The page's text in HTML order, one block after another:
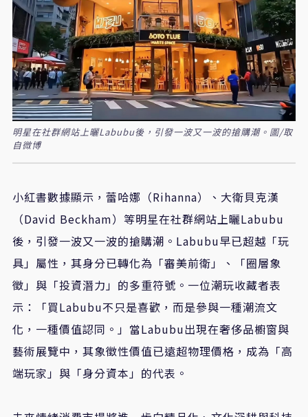
明星在社群網站上曬Labubu後，引發一波又一波的搶購潮。圖/取
自微博
小紅書數據顯示，蕾哈娜（Rihanna）、大衛貝克漢
（David Beckham）等明星在社群網站上曬Labubu
後，引發一波又一波的搶購潮。Labubu早已超越「玩
具」屬性，其身分已轉化為「審美前衛」、「圈層象
徵」與「投資潛力」的多重符號。一位潮玩收藏者表
示：「買Labubu不只是喜歡，而是參與一種潮流文
化，一種價值認同。」當Labubu出現在奢侈品櫥窗與
藝術展覽中，其象徵性價值已遠超物理價格，成為「高
端玩家」與「身分資本」的代表。